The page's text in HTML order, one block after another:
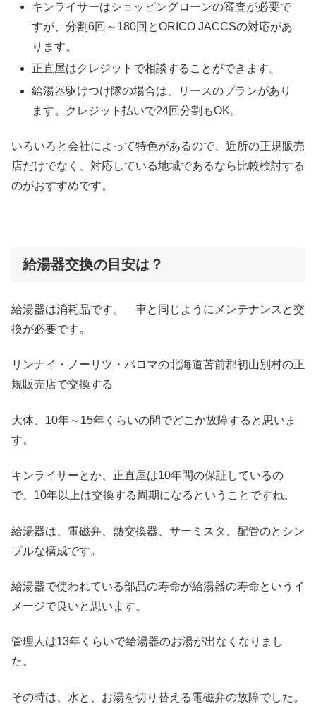
キンライサーはショッピングローンの審査が必要で
すが、分割6回～180回とORICO JACCSの対応があ
ります。
正直屋はクレジットで相談することができます。
給湯器駆けつけ隊の場合は、リースのプランがあり
ます。クレジット払いで24回分割もOK。
いろいろと会社によって特色があるので、近所の正規販売
店だけでなく、対応している地域であるなら比較検討する
のがおすすめです。
給湯器交換の目安は？
給湯器は消耗品です。 車と同じようにメンテナンスと交
換が必要です。
リンナイ・ノーリツ・パロマの北海道苫前郡初山別村の正
規販売店で交換する
大体、10年～15年くらいの間でどこか故障すると思いま
す。
キンライサーとか、正直屋は10年間の保証しているの
で、10年以上は交換する周期になるということですね。
給湯器は、電磁弁、熱交換器、サーミスタ、配管のとシン
プルな構成です。
給湯器で使われている部品の寿命が給湯器の寿命というイ
メージで良いと思います。
管理人は13年くらいで給湯器のお湯が出なくなりまし
た。
その時は、水と、お湯を切り替える電磁弁の故障でした。